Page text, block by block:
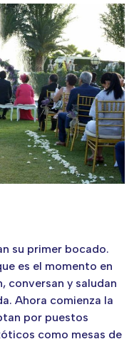
su primer bocado.
es el momento en
conversan y saludan
Ahora comienza la
por puestos
como mesas de